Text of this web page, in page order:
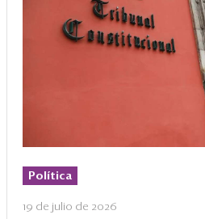
Política
19 de julio de 2026